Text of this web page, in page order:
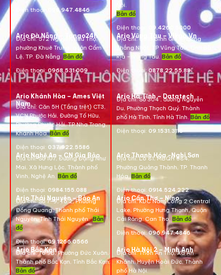
Điện thoại:
096.947.4846
Nội.
Bản đồ
Điện thoại:
09.4260.5000
Ario Đà Nẵng – Tango24h
Địa chỉ: 572 Nguyễn Hữu Thọ,
phường Khuê Trung, quận Cẩm
Lệ, TP. Đà Nẵng.Bản đồ
Điện thoại:0968.531.009
Ario Vũng Tàu – Vikgo.Vn
Địa chỉ:661B Bình Giã, Phường
Thắng Nhất, TP Vũng Tàu, Tỉnh Bà
Rịa – Vũng Tàu. Bản đồ
Điện thoại:0878.22.55.88
Ario Khánh Hòa – Ames Việt
Nam
Địa chỉ: Căn 5H (Tầng trệt) CT3,
VCN Phước Hải, Đường Tố Hữu,
Phường Phước Hải, TP Nha Trang,
Khánh Hòa.Bản đồ
Điện thoại: 037.922.5586
Ario Hà Tĩnh – Datatech
Địa chỉ:Số 304 , đường Nguyễn
Du, Phường Thạch Quý, Thành
phố Hà Tĩnh, Tỉnh Hà Tĩnh. Bản đồ
Điện thoại: 09.1531.3116
Ario Nghệ An – CN Gia Bảo
Địa chỉ:Số 107, Đường Đặng Như
Mai, Xã Hưng Lộc, Thành phố
Vinh, Nghệ An. Bản đồ
Điện thoại: 0984.155.088
Ario Thanh Hóa -Nghi Sơn
Địa chỉ: Lô 81, MBQH 584,
Phường Quảng Thành, TP. Thanh
Hóa.Bản đồ
Điện thoại: 0914.524.222
Ario Thái Nguyên – Bảo An
Địa chỉ: Số 7-9, Tổ 2, Phường
Đồng Quang, Thành phố Thái
Nguyên, Tỉnh Thái Nguyên.Bản
đồ
Điện thoại:09.1266.0566
Ario Cần Thơ – Nino
Địa chỉ:KDC Nam Long 2 Central
Lake, Phường Hưng Thạnh, Quận
Cái Răng, Can Tho. Bản đồ
Điện thoại:096.947.4846
Ario Bắc Kạn
Địa chỉ:Tổ 9B, Phường Đức Xuân,
Thành phố Bắc Kạn, Tỉnh Bắc Kạn.
Bản đồ
Ario Hà Nội 2 – Minh Anh
Địa chỉ:Thôn An Thọ, Xã An
Khánh, Huyện Hoài Đức, Thành
phố Hà Nội.